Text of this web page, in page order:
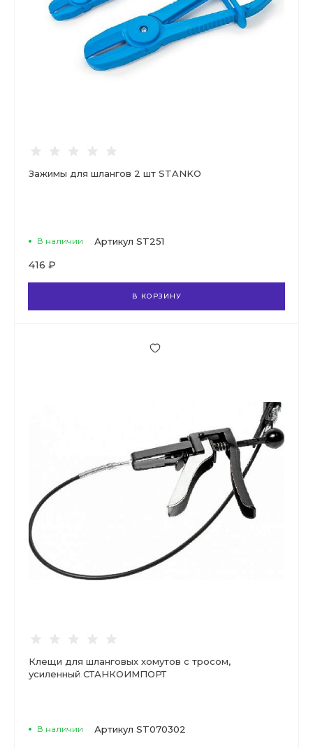
Зажимы для шлангов 2 шт STANKO
В наличии Артикул ST251
416 ₽
В КОРЗИНУ
Клещи для шланговых хомутов с тросом,
усиленный СТАНКОИМПОРТ
В наличии Артикул ST070302